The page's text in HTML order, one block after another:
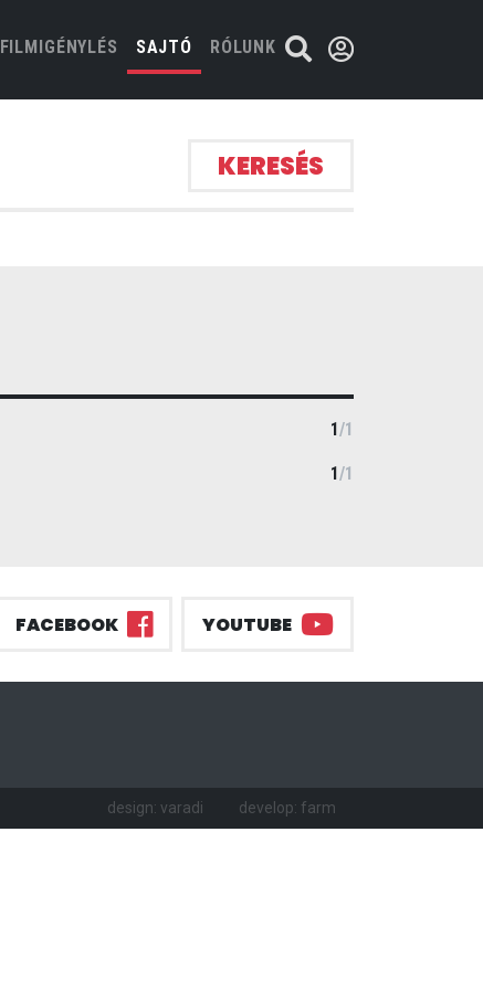
FILMIGÉNYLÉS SAJTÓ RÓLUNK
KERESÉS
1/1
1/1
FACEBOOK YOUTUBE
design: varadi develop: farm